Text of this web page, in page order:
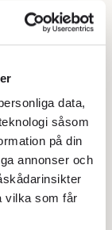
data,
såsom
på din
annonser och
vilka som får
forskning
Roos,
praktiker
forskning på
forskningen
INRIKES
effektiva
högskola har